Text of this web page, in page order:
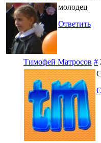
молодец
Ответить
Тимофей Матросов #